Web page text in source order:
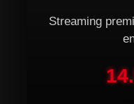
Streaming